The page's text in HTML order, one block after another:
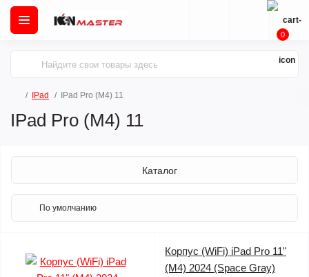
0
IPad IPad Pro (M4) 11
IPad Pro (M4) 11
Каталог
Корпус (WiFi) iPad Pro 11"
(M4) 2024 (Space Gray)